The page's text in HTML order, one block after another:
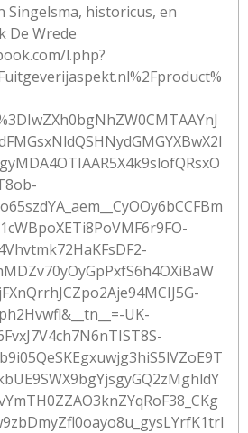
Singelsma, historicus, en
De Wrede
l.php?
UK-